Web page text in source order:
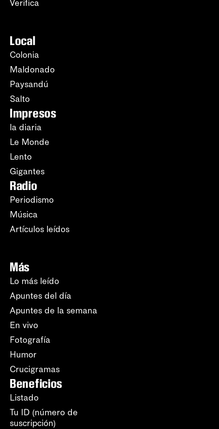
Verifica
Local
Colonia
Maldonado
Paysandú
Salto
Impresos
la diaria
Le Monde
Lento
Gigantes
Radio
Periodismo
Música
Artículos leídos
Más
Lo más leído
Apuntes del día
Apuntes de la semana
En vivo
Fotografía
Humor
Crucigramas
Beneficios
Listado
Tu ID (número de
suscripción)